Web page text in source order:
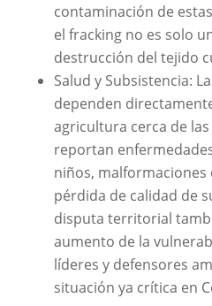
contaminación de
el fracking no es solo
destrucción del tejido
Salud y Subsistencia:
dependen
agricultura cerca de
reportan
niños, malformaciones
pérdida de calidad de
disputa territorial
aumento de la
líderes y defensores
situación ya crítica en